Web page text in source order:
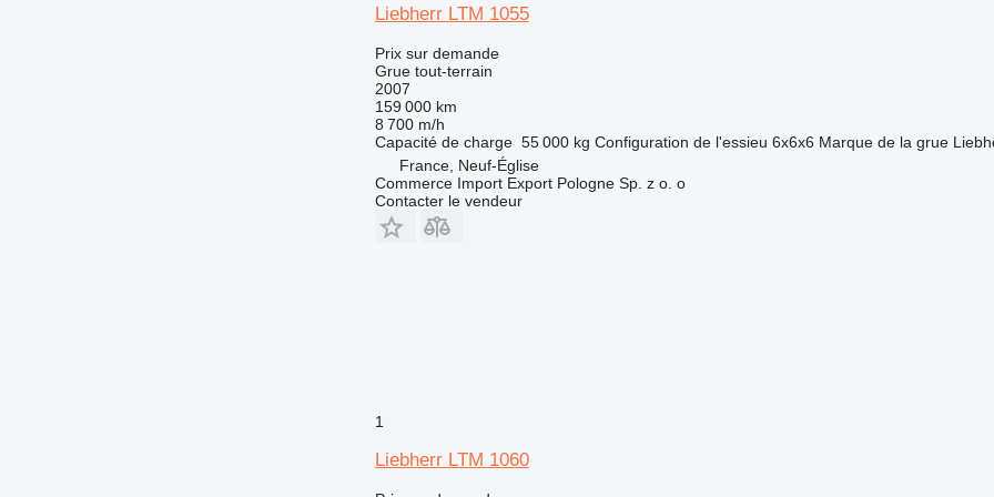
Liebherr LTM 1055
Prix sur demande
Grue tout-terrain
2007
159 000 km
8 700 m/h
Capacité de charge 55 000 kg Configuration de l'essieu 6x6x6 Marque de la grue
France, Neuf-Église
Commerce Import Export Pologne Sp. z o. o
Contacter le vendeur
1
Liebherr LTM 1060